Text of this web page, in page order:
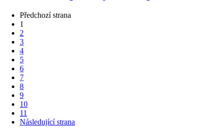
Předchozí strana
1
2
3
4
5
6
7
8
9
10
11
Následující strana